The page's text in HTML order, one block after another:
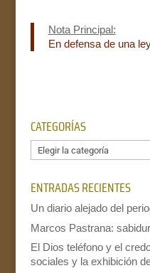
Nota Principal:
En defensa de una
CATEGORÍAS
Categorías
ENTRADAS RECIENTES
Un diario alejado del
Marcos Pastrana:
El Dios teléfono y el
sociales y la exhibición